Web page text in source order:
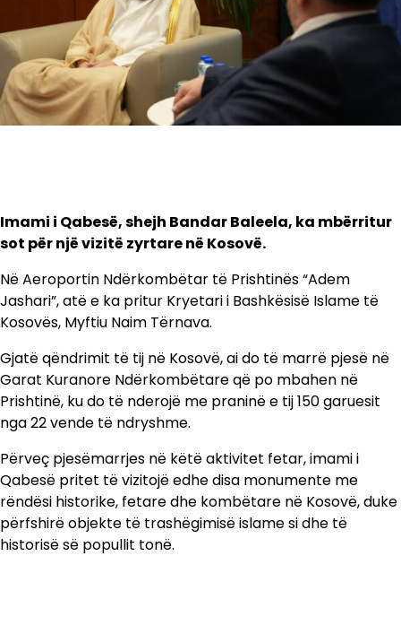
Imami i Qabesë, shejh Bandar Baleela, ka mbërritur
sot për një vizitë zyrtare në Kosovë.
Në Aeroportin Ndërkombëtar të Prishtinës “Adem
Jashari”, atë e ka pritur Kryetari i Bashkësisë Islame të
Kosovës, Myftiu Naim Tërnava.
Gjatë qëndrimit të tij në Kosovë, ai do të marrë pjesë në
Garat Kuranore Ndërkombëtare që po mbahen në
Prishtinë, ku do të nderojë me praninë e tij 150 garuesit
nga 22 vende të ndryshme.
Përveç pjesëmarrjes në këtë aktivitet fetar, imami i
Qabesë pritet të vizitojë edhe disa monumente me
rëndësi historike, fetare dhe kombëtare në Kosovë, duke
përfshirë objekte të trashëgimisë islame si dhe të
historisë së popullit tonë.